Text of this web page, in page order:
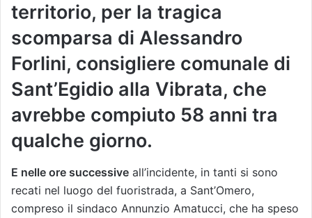
territorio, per la tragica
scomparsa di Alessandro
Forlini, consigliere comunale di
Sant’Egidio alla Vibrata, che
avrebbe compiuto 58 anni tra
qualche giorno.
E nelle ore successive all’incidente, in tanti si sono
recati nel luogo del fuoristrada, a Sant’Omero,
compreso il sindaco Annunzio Amatucci, che ha speso